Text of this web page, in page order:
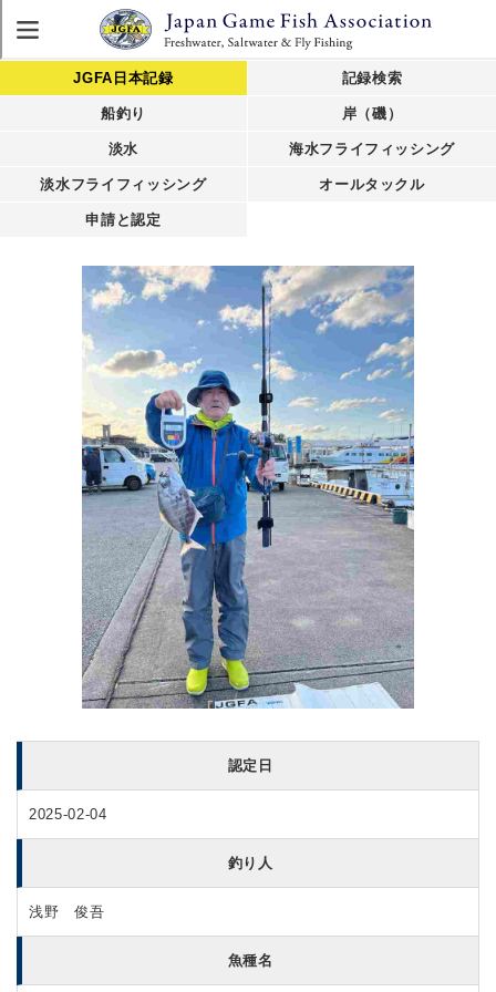
JGFA日本記録 記録検索
船釣り 岸（磯）
淡水 海水フライフィッシング
淡水フライフィッシング オールタックル
申請と認定
認定日
2025-02-04
釣り人
浅野 俊吾
魚種名